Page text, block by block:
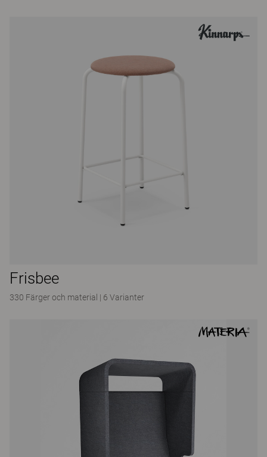
Frisbee
330 Färger och material | 6 Varianter